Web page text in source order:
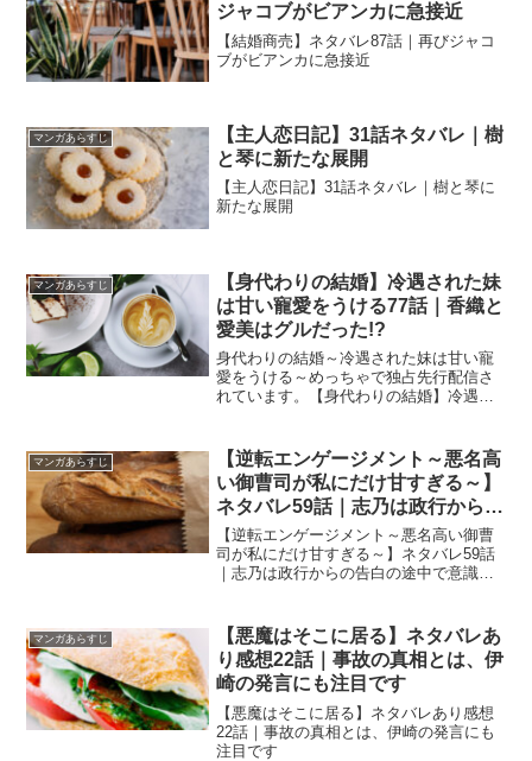
ジャコブがビアンカに急接近
【結婚商売】ネタバレ87話｜再びジャコ
ブがビアンカに急接近
マンガあらすじ
【主人恋日記】31話ネタバレ｜樹
と琴に新たな展開
【主人恋日記】31話ネタバレ｜樹と琴に
新たな展開
マンガあらすじ
【身代わりの結婚】冷遇された妹
は甘い寵愛をうける77話｜香織と
愛美はグルだった!?
身代わりの結婚～冷遇された妹は甘い寵
愛をうける～めっちゃで独占先行配信さ
れています。【身代わりの結婚】冷遇さ
マンガあらすじ
【逆転エンゲージメント～悪名高
い御曹司が私にだけ甘すぎる～】
ネタバレ59話｜志乃は政行からの
告白の途中で意識が朦朧となる
【逆転エンゲージメント～悪名高い御曹
司が私にだけ甘すぎる～】ネタバレ59話
｜志乃は政行からの告白の途中で意識が
マンガあらすじ
【悪魔はそこに居る】ネタバレあ
り感想22話｜事故の真相とは、伊
崎の発言にも注目です
【悪魔はそこに居る】ネタバレあり感想
22話｜事故の真相とは、伊崎の発言にも
注目です